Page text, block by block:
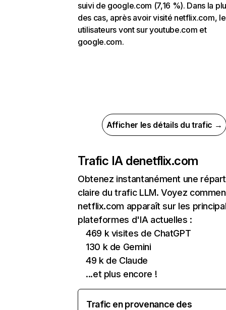
suivi de google.com (7,16 %). Dans la
des cas, après avoir visité netflix.com,
utilisateurs vont sur youtube.com et
google.com.
Afficher les détails du trafic →
Trafic IA denetflix.com
Obtenez instantanément une
claire du trafic LLM. Voyez
netflix.com apparaît sur les
plateformes d'IA actuelles :
469 k visites de ChatGPT
130 k de Gemini
49 k de Claude
...et plus encore !
Trafic en provenance des